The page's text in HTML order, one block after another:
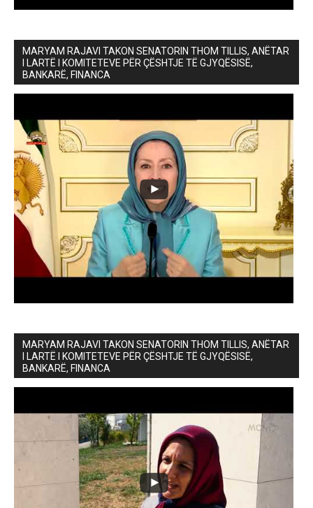
MARYAM RAJAVI TAKON SENATORIN THOM TILLIS, ANËTAR
I LARTË I KOMITETEVE PËR ÇËSHTJE TË GJYQËSISË,
BANKARË, FINANCA
MARYAM RAJAVI TAKON SENATORIN THOM TILLIS, ANËTAR
I LARTË I KOMITETEVE PËR ÇËSHTJE TË GJYQËSISË,
BANKARË, FINANCA